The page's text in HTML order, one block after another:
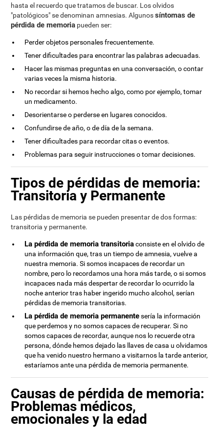
hasta el recuerdo que tratamos de buscar. Los olvidos
"patológicos" se denominan amnesias. Algunossíntomas de
pérdida de memoria pueden ser:
Perder objetos personales frecuentemente.
Tener dificultades para encontrar las palabras adecuadas.
Hacer las mismas preguntas en una conversación, o contar
varias veces la misma historia.
No recordar si hemos hecho algo, como por ejemplo, tomar
un medicamento.
Desorientarse o perderse en lugares conocidos.
Confundirse de año, o de día de la semana.
Tener dificultades para recordar citas o eventos.
Problemas para seguir instrucciones o tomar decisiones.
Tipos de pérdidas de memoria:
Transitoria y Permanente
Las pérdidas de memoria se pueden presentar de dos formas:
transitoria y permanente.
La pérdida de memoria transitoriaconsiste en el olvido de
una información que, tras un tiempo de amnesia, vuelve a
nuestra memoria. Si somos incapaces de recordar un
nombre, pero lo recordamos una hora más tarde, o si somos
incapaces nada más despertar de recordar lo ocurrido la
noche anterior tras haber ingerido mucho alcohol, serían
pérdidas de memoria transitorias.
La pérdida de memoria permanentesería la información
que perdemos y no somos capaces de recuperar. Si no
somos capaces de recordar, aunque nos lo recuerde otra
persona, dónde hemos dejado las llaves de casa u olvidamos
que ha venido nuestro hermano a visitarnos la tarde anterior,
estaríamos ante una pérdida de memoria permanente.
Causas de pérdida de memoria:
Problemas médicos,
emocionales y la edad